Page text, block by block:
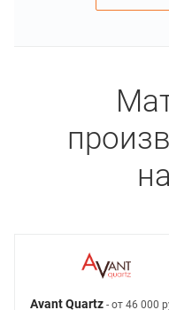
Avant Quartz - от 46 000